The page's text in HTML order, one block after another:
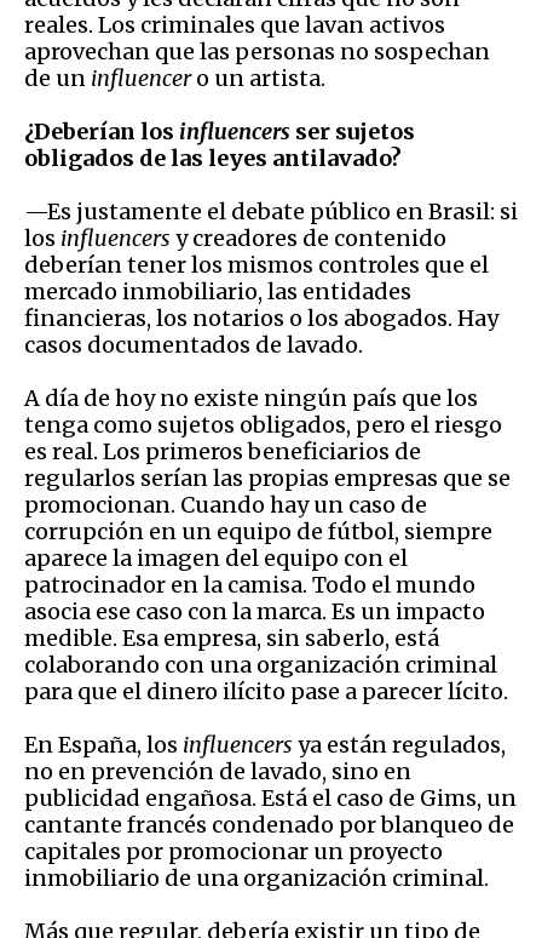
reales. Los criminales que lavan activos
aprovechan que las personas no sospechan
de un influencero un artista.
¿Deberían los influencers ser sujetos
obligados de las leyes antilavado?
—Es justamente el debate público en Brasil: si
los influencers y creadores de contenido
deberían tener los mismos controles que el
mercado inmobiliario, las entidades
financieras, los notarios o los abogados. Hay
casos documentados de lavado.
A día de hoy no existe ningún país que los
tenga como sujetos obligados, pero el riesgo
es real. Los primeros beneficiarios de
regularlos serían las propias empresas que se
promocionan. Cuando hay un caso de
corrupción en un equipo de fútbol, siempre
aparece la imagen del equipo con el
patrocinador en la camisa. Todo el mundo
asocia ese caso con la marca. Es un impacto
medible. Esa empresa, sin saberlo, está
colaborando con una organización criminal
para que el dinero ilícito pase a parecer lícito.
En España, los influencers ya están regulados,
no en prevención de lavado, sino en
publicidad engañosa. Está el caso de Gims, un
cantante francés condenado por blanqueo de
capitales por promocionar un proyecto
inmobiliario de una organización criminal.
Más que regular, debería existir un tipo de